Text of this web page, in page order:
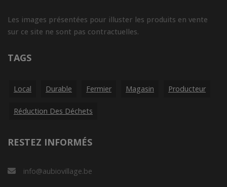
Les images présentées pour illuster les produits en vente
sur ce site ne sont pas contractuelles.
TAGS
Local Durable Fermier Magasin Producteur
Réduction Des Déchets
RESTEZ INFORMÉS
info@aubiovillage.be